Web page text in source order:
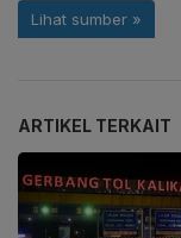
ARTIKEL TERKAIT